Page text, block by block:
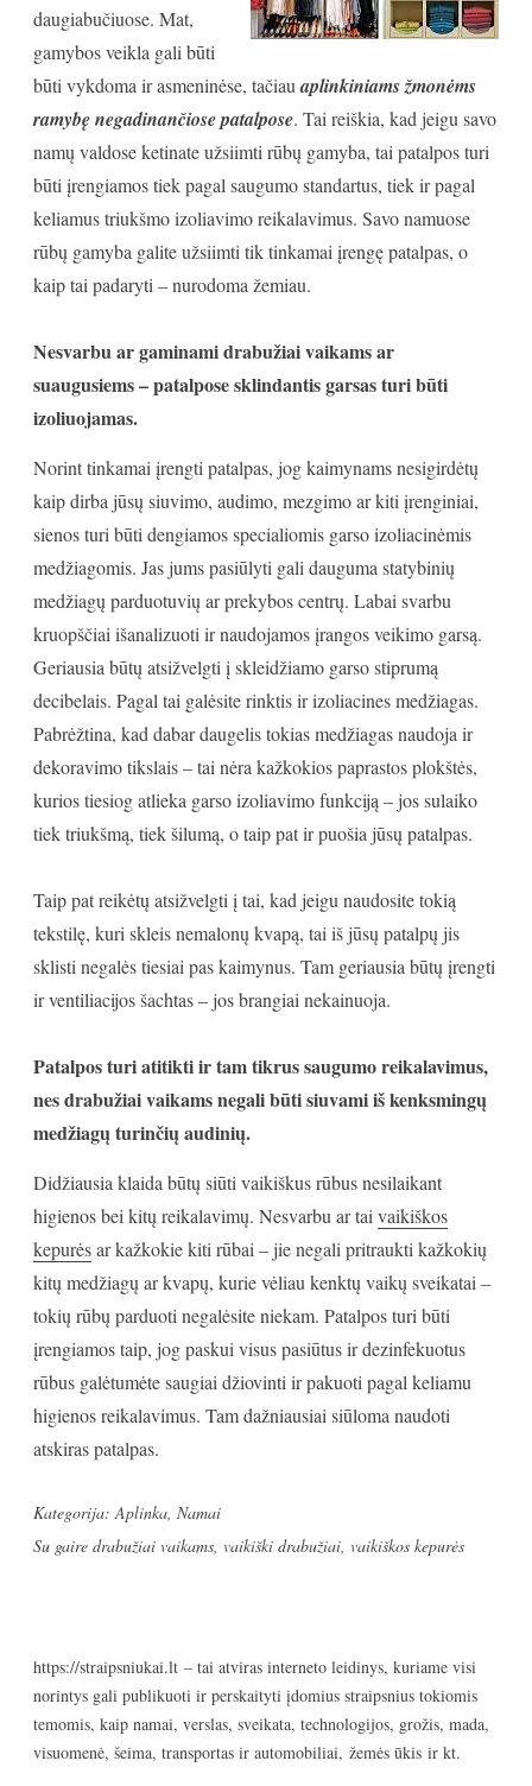
daugiabučiuose. Mat,
gamybos veikla gali būti
būti vykdoma ir asmeninėse, tačiauaplinkiniams žmonėms
ramybę negadinančiose patalpose. Tai reiškia, kad jeigu savo
namų valdose ketinate užsiimti rūbų gamyba, tai patalpos turi
būti įrengiamos tiek pagal saugumo standartus, tiek ir pagal
keliamus triukšmo izoliavimo reikalavimus. Savo namuose
rūbų gamyba galite užsiimti tik tinkamai įrengę patalpas, o
kaip tai padaryti – nurodoma žemiau.
Nesvarbu ar gaminami drabužiai vaikams ar
suaugusiems – patalpose sklindantis garsas turi būti
izoliuojamas.
Norint tinkamai įrengti patalpas, jog kaimynams nesigirdėtų
kaip dirba jūsų siuvimo, audimo, mezgimo ar kiti įrenginiai,
sienos turi būti dengiamos specialiomis garso izoliacinėmis
medžiagomis. Jas jums pasiūlyti gali dauguma statybinių
medžiagų parduotuvių ar prekybos centrų. Labai svarbu
kruopščiai išanalizuoti ir naudojamos įrangos veikimo garsą.
Geriausia būtų atsižvelgti į skleidžiamo garso stiprumą
decibelais. Pagal tai galėsite rinktis ir izoliacines medžiagas.
Pabrėžtina, kad dabar daugelis tokias medžiagas naudoja ir
dekoravimo tikslais – tai nėra kažkokios paprastos plokštės,
kurios tiesiog atlieka garso izoliavimo funkciją – jos sulaiko
tiek triukšmą, tiek šilumą, o taip pat ir puošia jūsų patalpas.
Taip pat reikėtų atsižvelgti į tai, kad jeigu naudosite tokią
tekstilę, kuri skleis nemalonų kvapą, tai iš jūsų patalpų jis
sklisti negalės tiesiai pas kaimynus. Tam geriausia būtų įrengti
ir ventiliacijos šachtas – jos brangiai nekainuoja.
Patalpos turi atitikti ir tam tikrus saugumo reikalavimus,
nes drabužiai vaikams negali būti siuvami iš kenksmingų
medžiagų turinčių audinių.
Didžiausia klaida būtų siūti vaikiškus rūbus nesilaikant
higienos bei kitų reikalavimų. Nesvarbu ar tai vaikiškos
kepurėsar kažkokie kiti rūbai – jie negali pritraukti kažkokių
kitų medžiagų ar kvapų, kurie vėliau kenktų vaikų sveikatai –
tokių rūbų parduoti negalėsite niekam. Patalpos turi būti
įrengiamos taip, jog paskui visus pasiūtus ir dezinfekuotus
rūbus galėtumėte saugiai džiovinti ir pakuoti pagal keliamu
higienos reikalavimus. Tam dažniausiai siūloma naudoti
atskiras patalpas.
Kategorija: Aplinka Namai
Su gaire drabužiai vaikams, vaikiški drabužiai, vaikiškos kepurės
https://straipsniukai.lt – tai atviras interneto leidinys, kuriame visi
norintys gali publikuoti ir perskaityti įdomius straipsnius tokiomis
temomis, kaip namai, verslas, sveikata, technologijos, grožis, mada,
visuomenė, šeima, transportas ir automobiliai, žemės ūkis ir kt.